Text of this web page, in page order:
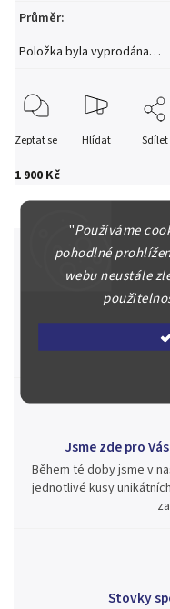
"Používáme
pohodlné
webu neustále
1 900 Kč
Průměr:
Položka byla vyprodána…
Zeptat se Hlídat Sdílet
Špičkové
Náš kolektiv
Posoudíme kvalitu a
aukci nebo
Jsme zde pro
Během té doby jsme v
jednotlivé kusy
Stovky